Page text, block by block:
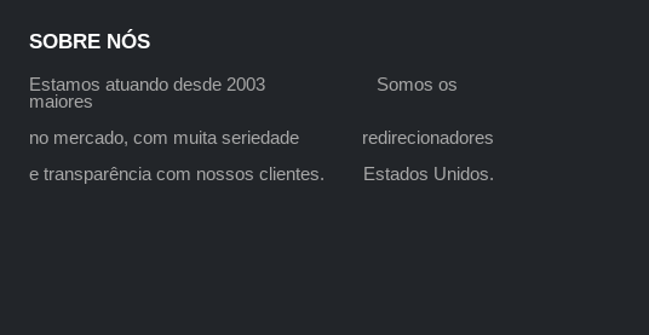
SOBRE NÓS
Estamos atuando desde 2003 Somos os
maiores
no mercado, com muita seriedade redirecionadores
e transparência com nossos clientes. Estados Unidos.